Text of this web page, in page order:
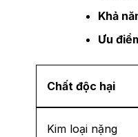
Khả
Ưu
Chất độc hại
Kim loại nặng